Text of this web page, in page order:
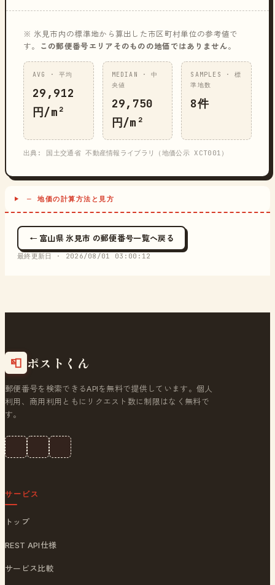
※ 氷見市内の標準地から算出した市区町村単位の参考値で
す。
この郵便番号エリアそのものの地価ではありません。
AVG · 平均
29,912
円/m²
MEDIAN · 中
央値
29,750
円/m²
SAMPLES · 標
準地数
8件
出典: 国土交通省 不動産情報ライブラリ（地価公示 XCT001）
─ 地価の計算方法と見方
← 富山県 氷見市 の郵便番号一覧へ戻る
最終更新日 · 2026/08/01 03:00:12
📮 ポストくん
郵便番号を検索できるAPIを無料で提供しています。個人
利用、商用利用ともにリクエスト数に制限はなく無料で
す。
サービス
トップ
REST API仕様
サービス比較